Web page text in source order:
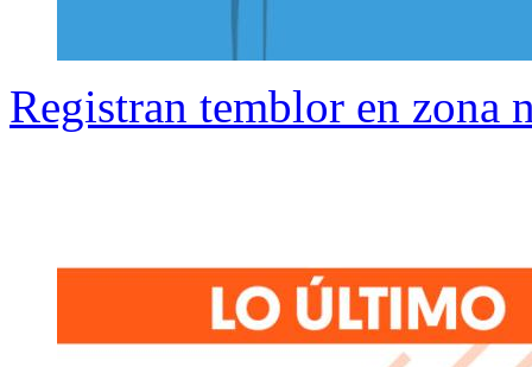
Registran temblor en zona